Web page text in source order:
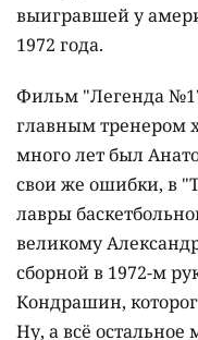
выигравшей у
1972 года.
Фильм "Легенда
главным тренером
много лет был
свои же ошибки, в
лавры
великому
сборной в 1972-м
Кондрашин,
Ну, а всё